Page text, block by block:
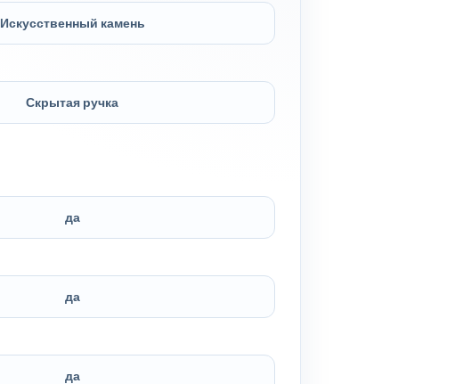
Искусственный камень
Скрытая ручка
да
да
да